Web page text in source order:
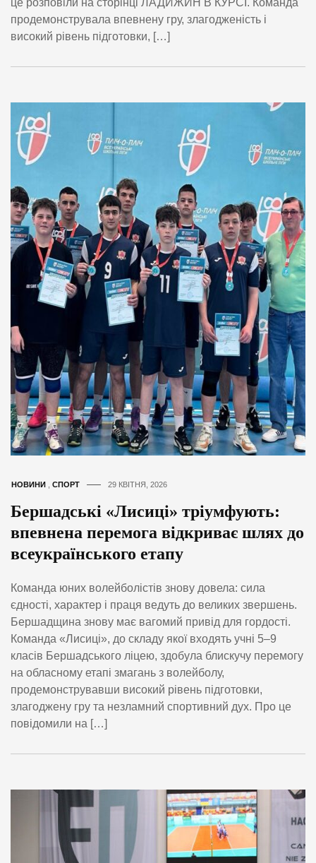
це розповіли на сторінці ЛАДИЖИН В КУРСІ. Команда
продемонструвала впевнену гру, злагодженість і
високий рівень підготовки, […]
НОВИНИ СПОРТ 29 КВІТНЯ, 2026
Бершадські «Лисиці» тріумфують:
впевнена перемога відкриває шлях до
всеукраїнського етапу
Команда юних волейболістів знову довела: сила
єдності, характер і праця ведуть до великих звершень.
Бершадщина знову має вагомий привід для гордості.
Команда «Лисиці», до складу якої входять учні 5–9
класів Бершадського ліцею, здобула блискучу перемогу
на обласному етапі змагань з волейболу,
продемонструвавши високий рівень підготовки,
злагоджену гру та незламний спортивний дух. Про це
повідомили на […]